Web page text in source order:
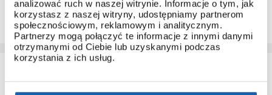
analizować ruch w naszej witrynie. Informacje o tym, jak
korzystasz z naszej witryny, udostępniamy partnerom
społecznościowym, reklamowym i analitycznym.
Partnerzy mogą połączyć te informacje z innymi danymi
otrzymanymi od Ciebie lub uzyskanymi podczas
korzystania z ich usług.
Dzięki temu łatwo poznasz obsługę nawet najbardziej
zaawansowanych modeli.